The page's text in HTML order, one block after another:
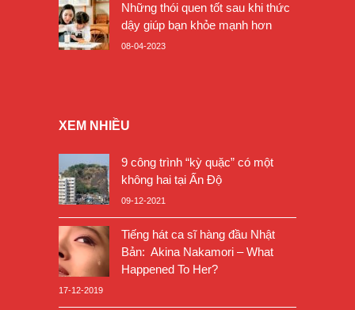
Những thói quen tốt sau khi thức
dậy giúp bạn khỏe mạnh hơn
08-04-2023
XEM NHIỀU
9 công trình “kỳ quặc” có một
không hai tại Ấn Độ
09-12-2021
Tiếng hát ca sĩ hàng đầu Nhật
Bản: Akina Nakamori – What
Happened To Her?
17-12-2019